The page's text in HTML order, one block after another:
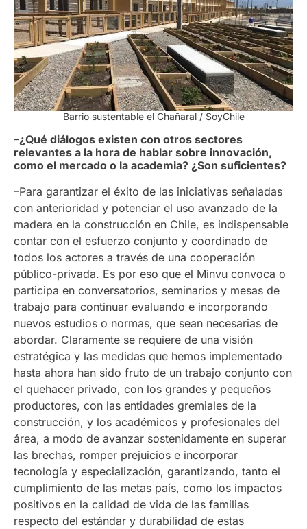
Barrio sustentable el Chañaral / SoyChile
–¿Qué diálogos existen con otros sectores
relevantes a la hora de hablar sobre innovación,
como el mercado o la academia? ¿Son suficientes?
–Para garantizar el éxito de las iniciativas señaladas
con anterioridad y potenciar el uso avanzado de la
madera en la construcción en Chile, es indispensable
contar con el esfuerzo conjunto y coordinado de
todos los actores a través de una cooperación
público-privada. Es por eso que el Minvu convoca o
participa en conversatorios, seminarios y mesas de
trabajo para continuar evaluando e incorporando
nuevos estudios o normas, que sean necesarias de
abordar. Claramente se requiere de una visión
estratégica y las medidas que hemos implementado
hasta ahora han sido fruto de un trabajo conjunto con
el quehacer privado, con los grandes y pequeños
productores, con las entidades gremiales de la
construcción, y los académicos y profesionales del
área, a modo de avanzar sostenidamente en superar
las brechas, romper prejuicios e incorporar
tecnología y especialización, garantizando, tanto el
cumplimiento de las metas país, como los impactos
positivos en la calidad de vida de las familias
respecto del estándar y durabilidad de estas